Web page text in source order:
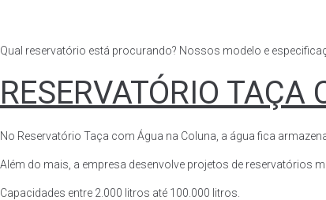
Qual reservatório está procurando? Nossos modelo e
RESERVATÓRIO
No Reservatório Taça com Água na Coluna, a água fica
Além do mais, a empresa desenvolve projetos de reservatórios
Capacidades entre 2.000 litros até 100.000 litros.